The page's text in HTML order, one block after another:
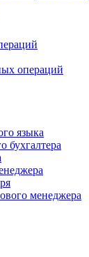
операций
языка
бухгалтера
менеджера